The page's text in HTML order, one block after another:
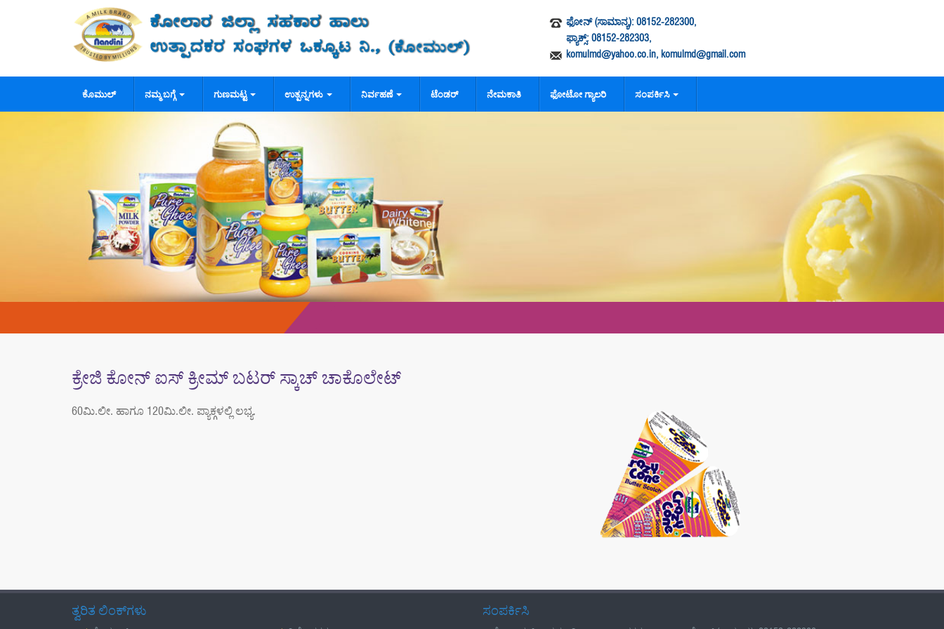
ಫೋನ್ (ಸಾಮಾನ್ಯ): 08152-282300,
ಫ್ಯಾಕ್ಸ್: 08152-282303,
komulmd@yahoo.co.in, komulmd@gmail.com
ಕೊಮುಲ್ ನಮ್ಮ ಬಗ್ಗೆ ಗುಣಮಟ್ಟ ಉತ್ಪನ್ನಗಳು ನಿರ್ವಹಣೆ ಟೆಂಡರ್ ನೇಮಕಾತಿ ಫೋಟೋ ಗ್ಯಾಲರಿ ಸಂಪರ್ಕಿಸಿ
ಕ್ರೇಜಿ ಕೋನ್ ಐಸ್ ಕ್ರೀಮ್ ಬಟರ್ ಸ್ಕಾಚ್ ಚಾಕೊಲೇಟ್
60ಮಿ.ಲೀ. ಹಾಗೂ 120ಮಿ.ಲೀ. ಪ್ಯಾಕ್ಗಳಲ್ಲಿ ಲಭ್ಯ.
ತ್ವರಿತ ಲಿಂಕ್‌ಗಳು ಸಂಪರ್ಕಿಸಿ